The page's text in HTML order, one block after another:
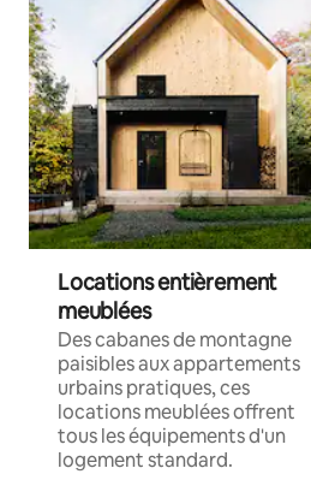
Locations entièrement
meublées
Des cabanes de montagne
paisibles aux appartements
urbains pratiques, ces
locations meublées offrent
tous les équipements d'un
logement standard.